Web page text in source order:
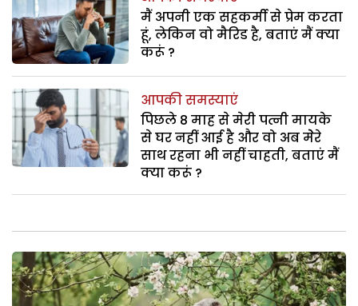
मैं अपनी एक सहकर्मी से प्रेम करता
हूं, लेकिन वो मैरिड है, बताएं मैं क्या
करूं ?
आपकी समस्याएं
पिछले 8 माह से मेरी पत्नी मायके
से घर नहीं आई है और वो अब मेेरे
साथ रहना भी नहीं चाहती, बताएं मैं
क्या करूं ?